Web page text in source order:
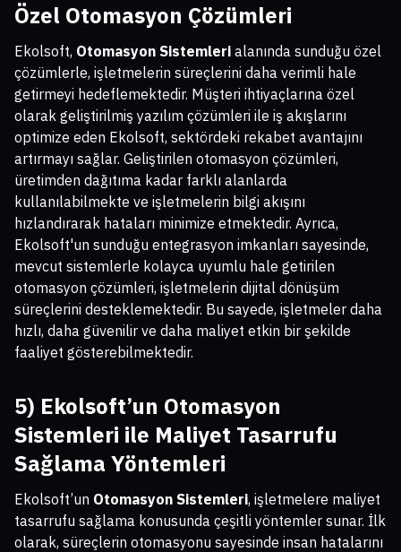
Özel Otomasyon Çözümleri
Ekolsoft, Otomasyon Sistemleri alanında sunduğu özel
çözümlerle, işletmelerin süreçlerini daha verimli hale
getirmeyi hedeflemektedir. Müşteri ihtiyaçlarına özel
olarak geliştirilmiş yazılım çözümleri ile iş akışlarını
optimize eden Ekolsoft, sektördeki rekabet avantajını
artırmayı sağlar. Geliştirilen otomasyon çözümleri,
üretimden dağıtıma kadar farklı alanlarda
kullanılabilmekte ve işletmelerin bilgi akışını
hızlandırarak hataları minimize etmektedir. Ayrıca,
Ekolsoft'un sunduğu entegrasyon imkanları sayesinde,
mevcut sistemlerle kolayca uyumlu hale getirilen
otomasyon çözümleri, işletmelerin dijital dönüşüm
süreçlerini desteklemektedir. Bu sayede, işletmeler daha
hızlı, daha güvenilir ve daha maliyet etkin bir şekilde
faaliyet gösterebilmektedir.
5) Ekolsoft’un Otomasyon
Sistemleri ile Maliyet Tasarrufu
Sağlama Yöntemleri
Ekolsoft’un Otomasyon Sistemleri, işletmelere maliyet
tasarrufu sağlama konusunda çeşitli yöntemler sunar. İlk
olarak, süreçlerin otomasyonu sayesinde insan hatalarını